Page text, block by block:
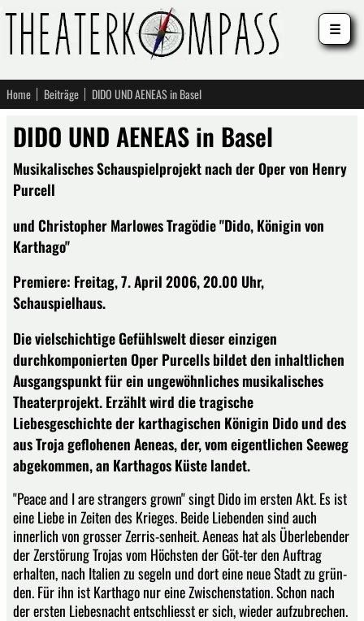
Home Beiträge DIDO UND AENEAS in Basel
DIDO UND AENEAS in Basel
Musikalisches Schauspielprojekt nach der Oper von Henry
Purcell
und Christopher Marlowes Tragödie "Dido, Königin von
Karthago"
Premiere: Freitag, 7. April 2006, 20.00 Uhr,
Schauspielhaus.
Die vielschichtige Gefühlswelt dieser einzigen
durchkomponierten Oper Purcells bildet den inhaltlichen
Ausgangspunkt für ein ungewöhnliches musikalisches
Theaterprojekt. Erzählt wird die tragische
Liebesgeschichte der karthagischen Königin Dido und des
aus Troja geflohenen Aeneas, der, vom eigentlichen Seeweg
abgekommen, an Karthagos Küste landet.
"Peace and I are strangers grown" singt Dido im ersten Akt. Es ist
eine Liebe in Zeiten des Krieges. Beide Liebenden sind auch
innerlich von grosser Zerris-senheit. Aeneas hat als Überlebender
der Zerstörung Trojas vom Höchsten der Göt-ter den Auftrag
erhalten, nach Italien zu segeln und dort eine neue Stadt zu grün-
den. Für ihn ist Karthago nur eine Zwischenstation. Schon nach
der ersten Liebesnacht entschliesst er sich, wieder aufzubrechen.
☰